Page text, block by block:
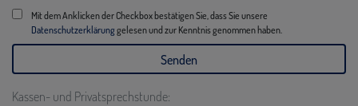
Mit dem Anklicken der Checkbox bestätigen Sie, dass Sie unsere
Datenschutzerklärunggelesen und zur Kenntnis genommen haben.
Kassen- und Privatsprechstunde: